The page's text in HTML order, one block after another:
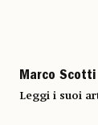
Marco Scotti
Leggi i suoi